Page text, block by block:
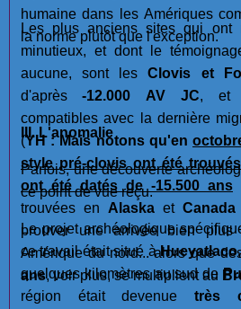
humaine dans les Amériques
la norme plutôt que l'exception.
Les plus anciens sites qui ont
minutieux, et dont le
aucune, sont les Clovis et
d'après -12.000 AV JC, et
compatibles avec la dernière
(YH : Mais notons qu'en
style pré-clovis ont été trouvés
ont été datés de -15.500 ans
trouvées en Alaska et Canada
prouver une arrivée bien
Amérique du nord... alors que
ans, voir plus, se multiplient au
III. L'anomalie
Parfois, une découverte
ce point de vue reçu.
Le projet archéologique
ce travail était situé à
quelques kilomètres au sud de
région était devenue très